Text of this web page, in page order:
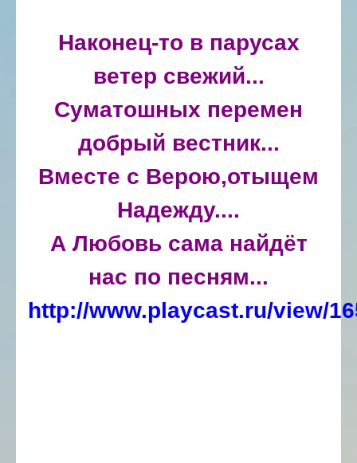
Наконец-то в парусах
ветер свежий...
Суматошных перемен
добрый вестник...
Вместе с Верою,отыщем
Надежду....
А Любовь сама найдёт
нас по песням...
http://www.playcast.ru/view/